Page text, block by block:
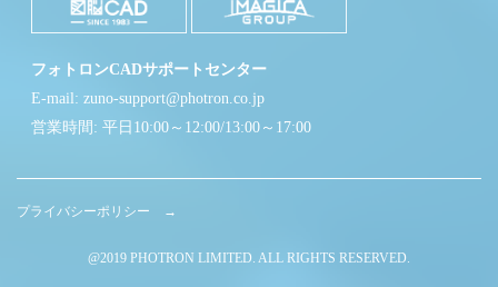
フォトロンCADサポートセンター
E-mail: zuno-support@photron.co.jp
営業時間: 平日10:00～12:00/13:00～17:00
プライバシーポリシー →
@2019 PHOTRON LIMITED. ALL RIGHTS RESERVED.